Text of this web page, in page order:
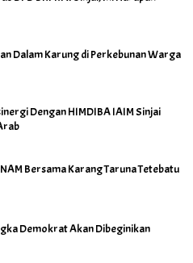
Dalam Karung di Perkebunan Warga
Dengan HIMDIBA IAIM Sinjai
Bersama Karang Taruna Tetebatu
Demokrat Akan Dibeginikan